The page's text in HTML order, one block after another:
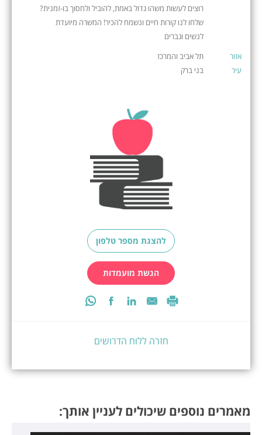
רוצים לעשות משהו גדול באמת, להוביל ולחסוך בו-זמנית?
שלחו לנו קורות חיים ונשמח להכיר! המשרה מיועדת
לנשים וגברים
אזור
תל אביב והמרכז
עיר
בני ברק
להצגת מספר טלפון
הגשת מועמדות
חזרה ללוח הדרושים
מאמרים נוספים שיכולים לעניין אותך: